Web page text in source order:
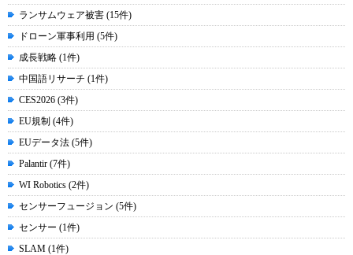
ランサムウェア被害 (15件)
ドローン軍事利用 (5件)
成長戦略 (1件)
中国語リサーチ (1件)
CES2026 (3件)
EU規制 (4件)
EUデータ法 (5件)
Palantir (7件)
WI Robotics (2件)
センサーフュージョン (5件)
センサー (1件)
SLAM (1件)